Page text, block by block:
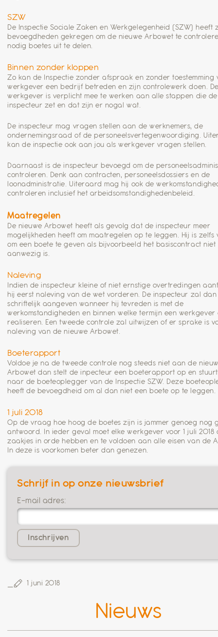
SZW
De Inspectie Sociale Zaken en Werkgelegenheid (SZW) heeft
bevoegdheden gekregen om de nieuwe Arbowet te
nodig boetes uit te delen.
Binnen zonder kloppen
Zo kan de Inspectie zonder afspraak en zonder toestemming
werkgever een bedrijf betreden en zijn controlewerk doen.
werkgever is verplicht mee te werken aan alle stappen die de
inspecteur zet en dat zijn er nogal wat.
De inspecteur mag vragen stellen aan de werknemers, de
ondernemingsraad of de personeelsvertegenwoordiging.
kan de inspectie ook aan jou als werkgever vragen stellen.
Daarnaast is de inspecteur bevoegd om de
controleren. Denk aan contracten, personeelsdossiers en de
loonadministratie. Uiteraard mag hij ook de
controleren inclusief het arbeidsomstandighedenbeleid.
Maatregelen
De nieuwe Arbowet heeft als gevolg dat de inspecteur meer
mogelijkheden heeft om maatregelen op te leggen. Hij is zelfs
om een boete te geven als bijvoorbeeld het basiscontract niet
aanwezig is.
Naleving
Indien de inspecteur kleine of niet ernstige overtredingen
hij eerst naleving van de wet vorderen. De inspecteur zal dan
schriftelijk aangeven wanneer hij tevreden is met de
werkomstandigheden en binnen welke termijn een werkgever
realiseren. Een tweede controle zal uitwijzen of er sprake is
naleving van de nieuwe Arbowet.
Boeterapport
Voldoe je na de tweede controle nog steeds niet aan de
Arbowet dan stelt de inpecteur een boeterapport op en
naar de boeteoplegger van de Inspectie SZW. Deze
heeft de bevoegdheid om al dan niet een boete op te leggen.
1 juli 2018
Op de vraag hoe hoog de boetes zijn is jammer genoeg nog
antwoord. In ieder geval moet elke werkgever voor 1 juli 2018
zaakjes in orde hebben en te voldoen aan alle eisen van de
In deze is voorkomen beter dan genezen.
Schrijf in op onze nieuwsbrief
E-mail adres:
1 juni 2018
Nieuws